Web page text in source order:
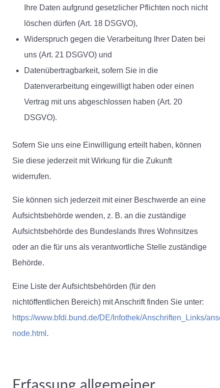
Ihre Daten aufgrund gesetzlicher Pflichten noch nicht
löschen dürfen (Art. 18 DSGVO),
Widerspruch gegen die Verarbeitung Ihrer Daten bei
uns (Art. 21 DSGVO) und
Datenübertragbarkeit, sofern Sie in die
Datenverarbeitung eingewilligt haben oder einen
Vertrag mit uns abgeschlossen haben (Art. 20
DSGVO).
Sofern Sie uns eine Einwilligung erteilt haben, können
Sie diese jederzeit mit Wirkung für die Zukunft
widerrufen.
Sie können sich jederzeit mit einer Beschwerde an eine
Aufsichtsbehörde wenden, z. B. an die zuständige
Aufsichtsbehörde des Bundeslands Ihres Wohnsitzes
oder an die für uns als verantwortliche Stelle zuständige
Behörde.
Eine Liste der Aufsichtsbehörden (für den
nichtöffentlichen Bereich) mit Anschrift finden Sie unter:
https://www.bfdi.bund.de/DE/Infothek/Anschriften_Links/
node.html .